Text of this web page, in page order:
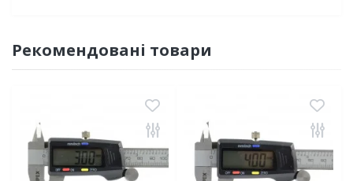
Рекомендовані товари